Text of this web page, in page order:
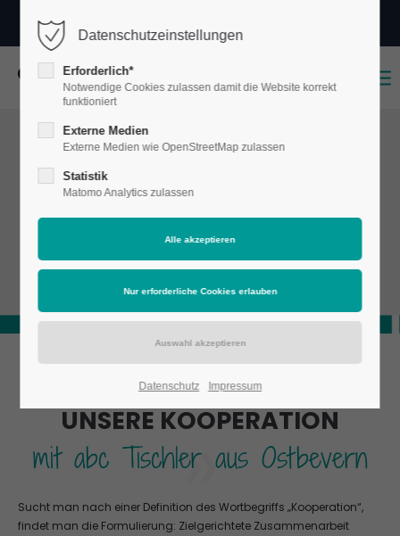
Login
Benutzername
Passwort
Register|Lost your password?
Support
Lorem ipsum dolor sit amet:
24h/ 365days
We offer support for our customers
0251 70 38 700
UNSERE KOOPERATION
»
mit abc Tischler aus Ostbevern
Sucht man nach einer Definition des Wortbegriffs „Kooperation“,
findet man die Formulierung: Zielgerichtete Zusammenarbeit
Datenschutzeinstellungen
Erforderlich*
Notwendige Cookies zulassen damit die Website korrekt
funktioniert
Externe Medien
Externe Medien wie OpenStreetMap zulassen
Statistik
Matomo Analytics zulassen
Datenschutz Impressum